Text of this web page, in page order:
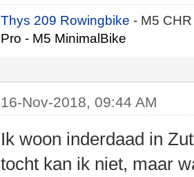
Thys 209 Rowingbike- M5
Pro - M5 MinimalBike
16-Nov-2018, 09:44 AM
Ik woon inderdaad in
tocht kan ik niet, maar